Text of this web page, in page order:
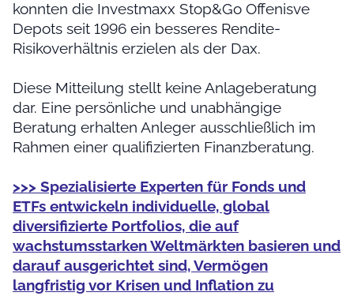
konnten die Investmaxx Stop&Go Offenisve
Depots seit 1996 ein besseres Rendite-
Risikoverhältnis erzielen als der Dax.
Diese Mitteilung stellt keine Anlageberatung
dar. Eine persönliche und unabhängige
Beratung erhalten Anleger ausschließlich im
Rahmen einer qualifizierten Finanzberatung.
>>> Spezialisierte Experten für Fonds und
ETFs entwickeln individuelle, global
diversifizierte Portfolios, die auf
wachstumsstarken Weltmärkten basieren und
darauf ausgerichtet sind, Vermögen
langfristig vor Krisen und Inflation zu